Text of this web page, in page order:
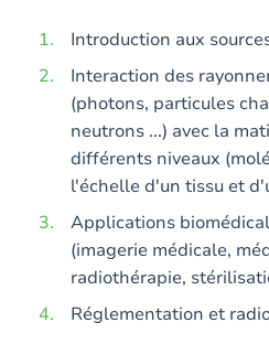
Introduction aux
Interaction des
(photons, particules
neutrons ...) avec la
différents niveaux
l'échelle d'un tissu et
Applications
(imagerie médicale,
radiothérapie,
Réglementation et